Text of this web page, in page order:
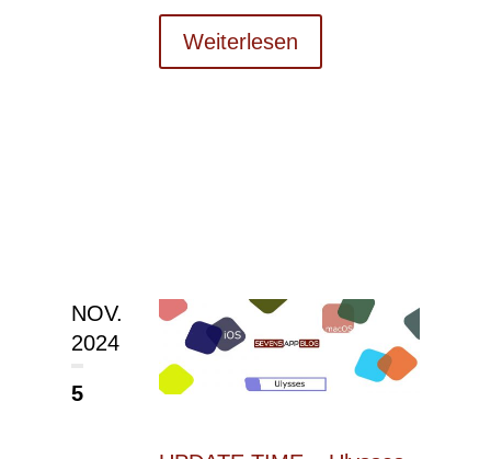
Weiterlesen
NOV.
2024
5